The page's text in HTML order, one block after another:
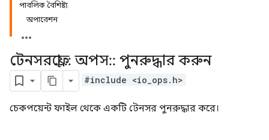
পাবলিক বৈশিষ্ট্য
অপারেশন
টেনসরফ্লো:: অপস:: পুনরুদ্ধার করুন
#include <io_ops.h>
চেকপয়েন্ট ফাইল থেকে একটি টেনসর পুনরুদ্ধার করে।